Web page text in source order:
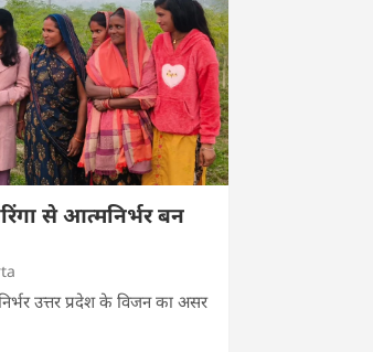
से आत्मनिर्भर बन
उत्तर प्रदेश के विजन का असर